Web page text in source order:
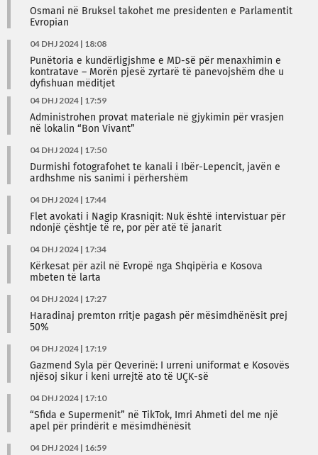
Osmani në Bruksel takohet me presidenten e Parlamentit
Evropian
04 DHJ 2024 | 18:08
Punëtoria e kundërligjshme e MD-së për menaxhimin e
kontratave – Morën pjesë zyrtarë të panevojshëm dhe u
dyfishuan mëditjet
04 DHJ 2024 | 17:59
Administrohen provat materiale në gjykimin për vrasjen
në lokalin “Bon Vivant”
04 DHJ 2024 | 17:50
Durmishi fotografohet te kanali i Ibër-Lepencit, javën e
ardhshme nis sanimi i përhershëm
04 DHJ 2024 | 17:44
Flet avokati i Nagip Krasniqit: Nuk është intervistuar për
ndonjë çështje të re, por për atë të janarit
04 DHJ 2024 | 17:34
Kërkesat për azil në Evropë nga Shqipëria e Kosova
mbeten të larta
04 DHJ 2024 | 17:27
Haradinaj premton rritje pagash për mësimdhënësit prej
50%
04 DHJ 2024 | 17:19
Gazmend Syla për Qeverinë: I urreni uniformat e Kosovës
njësoj sikur i keni urrejtë ato të UÇK-së
04 DHJ 2024 | 17:10
“Sfida e Supermenit” në TikTok, Imri Ahmeti del me një
apel për prindërit e mësimdhënësit
04 DHJ 2024 | 16:59